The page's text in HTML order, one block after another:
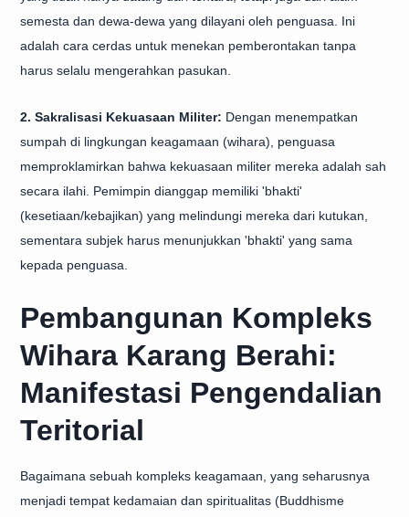
semesta dan dewa-dewa yang dilayani oleh penguasa. Ini
adalah cara cerdas untuk menekan pemberontakan tanpa
harus selalu mengerahkan pasukan.
2. Sakralisasi Kekuasaan Militer: Dengan menempatkan
sumpah di lingkungan keagamaan (wihara), penguasa
memproklamirkan bahwa kekuasaan militer mereka adalah sah
secara ilahi. Pemimpin dianggap memiliki 'bhakti'
(kesetiaan/kebajikan) yang melindungi mereka dari kutukan,
sementara subjek harus menunjukkan 'bhakti' yang sama
kepada penguasa.
Pembangunan Kompleks
Wihara Karang Berahi:
Manifestasi Pengendalian
Teritorial
Bagaimana sebuah kompleks keagamaan, yang seharusnya
menjadi tempat kedamaian dan spiritualitas (Buddhisme